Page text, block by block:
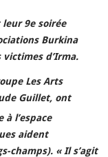
9e soirée
Burkina
d’Irma.
Les Arts
Guillet, ont
l’espace
aident
champs). « Il s’agit